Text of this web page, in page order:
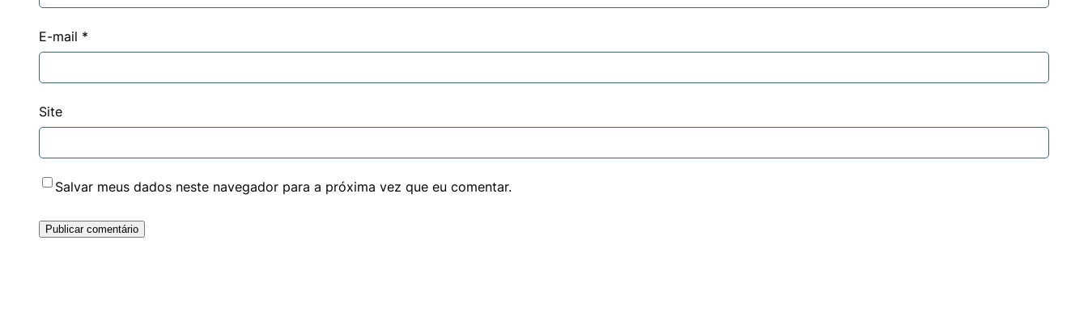
E-mail *
Site
Salvar meus dados neste navegador para a próxima vez que eu comentar.